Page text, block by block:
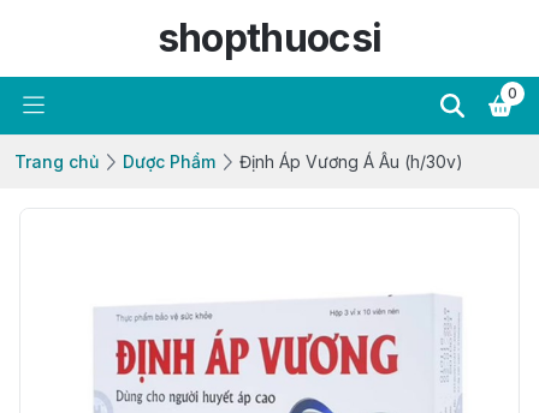
shopthuocsi
0
Trang chủ Dược Phẩm Định Áp Vương Á Âu (h/30v)